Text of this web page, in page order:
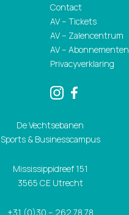
Contact
AV – Tickets
AV – Zalencentrum
AV – Abonnementen
Privacyverklaring
De Vechtsebanen
Sports & Businesscampus
Mississippidreef 151
3565 CE Utrecht
+31 (0)30 – 262 78 78